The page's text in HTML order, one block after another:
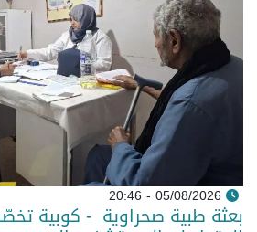
05/08/2026 - 20:46
بعثة طبية صحراوية - كوبية